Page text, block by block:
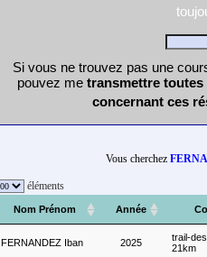
Si vous ne trouvez pas une
pouvez me transmettre
concernant ces
Vous cherchez
éléments
Nom Prénom Année
FERNANDEZ Iban 2025
trail-
21km